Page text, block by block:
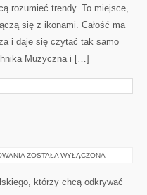
rozumieć trendy. To miejsce,
się z ikonami. Całość ma
i daje się czytać tak samo
Muzyczna i […]
WYMOWA
ZOSTAŁA WYŁĄCZONA
którzy chcą odkrywać